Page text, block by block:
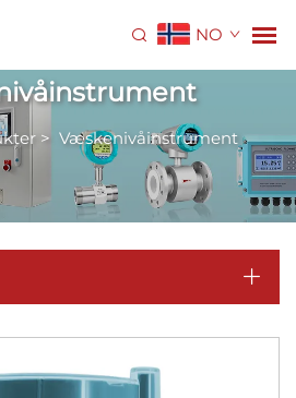
NO
> Væskenivåinstrument